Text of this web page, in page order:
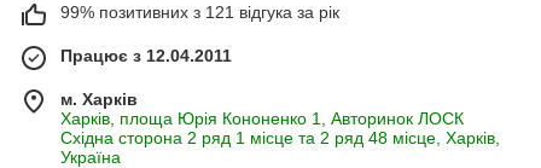
99% позитивних з 121 відгука за рік
Працює з 12.04.2011
м. Харків
Харків, площа Юрія Кононенко 1, Авторинок ЛОСК
Східна сторона 2 ряд 1 місце та 2 ряд 48 місце, Харків,
Україна